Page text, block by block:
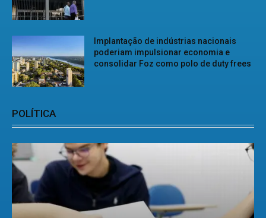
Implantação de indústrias nacionais
poderiam impulsionar economia e
consolidar Foz como polo de duty frees
POLÍTICA